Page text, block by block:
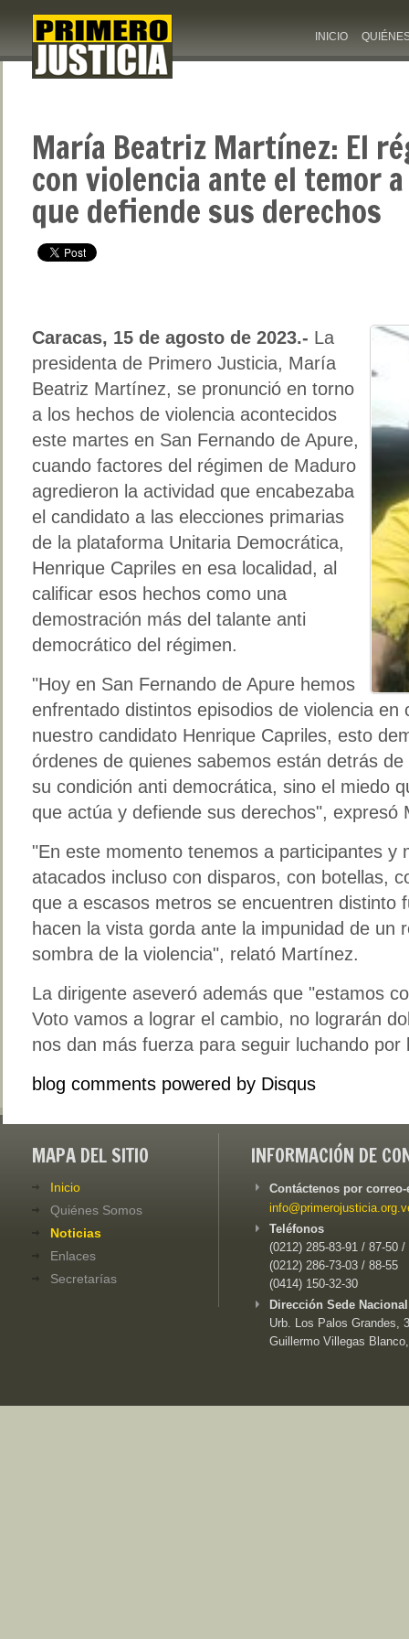
INICIO
María Beatriz Martínez: El
con violencia ante el temor
que defiende sus derechos
Caracas, 15 de agosto de 2023.- La
presidenta de Primero Justicia, María
Beatriz Martínez, se pronunció en torno
a los hechos de violencia acontecidos
este martes en San Fernando de Apure,
cuando factores del régimen de Maduro
agredieron la actividad que encabezaba
el candidato a las elecciones primarias
de la plataforma Unitaria Democrática,
Henrique Capriles en esa localidad, al
calificar esos hechos como una
demostración más del talante anti
democrático del régimen.
"Hoy en San Fernando de Apure hemos
enfrentado distintos episodios de violencia en
nuestro candidato Henrique Capriles, esto
órdenes de quienes sabemos están detrás
su condición anti democrática, sino el miedo
que actúa y defiende sus derechos", expresó
"En este momento tenemos a participantes y
atacados incluso con disparos, con botellas,
que a escasos metros se encuentren distinto
hacen la vista gorda ante la impunidad de un
sombra de la violencia", relató Martínez.
La dirigente aseveró además que "estamos
Voto vamos a lograr el cambio, no lograrán
nos dan más fuerza para seguir luchando por
blog comments powered by Disqus
MAPA DEL SITIO
Inicio
Quiénes Somos
Noticias
Enlaces
Secretarías
INFORMACIÓN DE
Contáctenos por
Teléfonos
(0212) 285-83-91 / 87-50 /
(0212) 286-73-03 / 88-55
(0414) 150-32-30
Dirección Sede
Urb. Los Palos Grandes,
Guillermo Villegas